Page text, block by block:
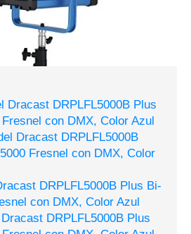
Dracast DRPLFL5000B Plus
con DMX, Color Azul
Dracast DRPLFL5000B
Fresnel con DMX, Color
DRPLFL5000B Plus Bi-
con DMX, Color Azul
DRPLFL5000B Plus